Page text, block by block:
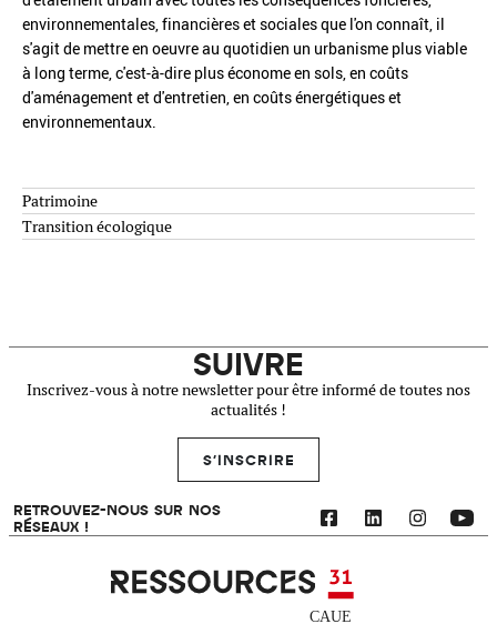
Patrimoine
Transition écologique
environnementales, financières et sociales que l'on connaît, il
s'agit de mettre en oeuvre au quotidien un urbanisme plus viable
à long terme, c'est-à-dire plus économe en sols, en coûts
d'aménagement et d'entretien, en coûts énergétiques et
environnementaux.
SUIVRE
Inscrivez-vous à notre newsletter pour être informé de toutes nos
actualités !
S'INSCRIRE
RETROUVEZ-NOUS SUR NOS
RÉSEAUX !
Ressources 31